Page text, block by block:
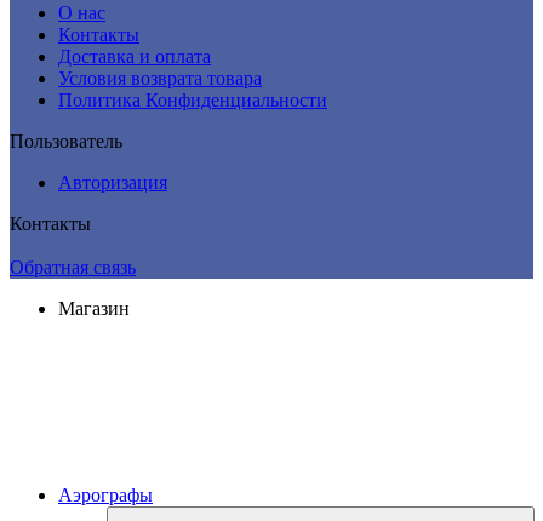
О нас
Контакты
Доставка и оплата
Условия возврата товара
Политика Конфиденциальности
Пользователь
Авторизация
Контакты
Обратная связь
Магазин
Аэрографы